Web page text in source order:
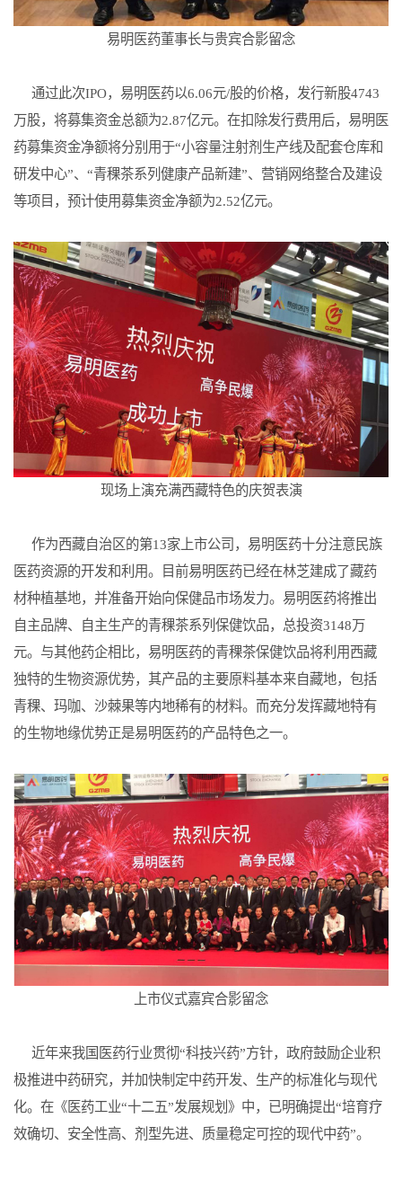
易明医药董事长与贵宾合影留念
通过此次IPO，易明医药以6.06元/股的价格，发行新股4743
万股，将募集资金总额为2.87亿元。在扣除发行费用后，易明医
药募集资金净额将分别用于“小容量注射剂生产线及配套仓库和
研发中心”、“青稞茶系列健康产品新建”、营销网络整合及建设
等项目，预计使用募集资金净额为2.52亿元。
现场上演充满西藏特色的庆贺表演
作为西藏自治区的第13家上市公司，易明医药十分注意民族
医药资源的开发和利用。目前易明医药已经在林芝建成了藏药
材种植基地，并准备开始向保健品市场发力。易明医药将推出
自主品牌、自主生产的青稞茶系列保健饮品，总投资3148万
元。与其他药企相比，易明医药的青稞茶保健饮品将利用西藏
独特的生物资源优势，其产品的主要原料基本来自藏地，包括
青稞、玛咖、沙棘果等内地稀有的材料。而充分发挥藏地特有
的生物地缘优势正是易明医药的产品特色之一。
上市仪式嘉宾合影留念
近年来我国医药行业贯彻“科技兴药”方针，政府鼓励企业积
极推进中药研究，并加快制定中药开发、生产的标准化与现代
化。在《医药工业“十二五”发展规划》中，已明确提出“培育疗
效确切、安全性高、剂型先进、质量稳定可控的现代中药”。